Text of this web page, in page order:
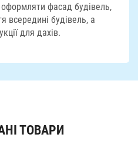
фасад будівель,
всередині будівель, а
для дахів.
ТОВАРИ